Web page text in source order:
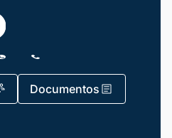
Documentos